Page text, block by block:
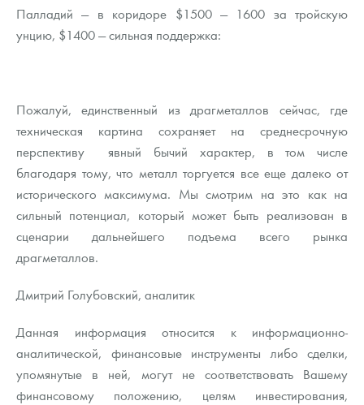
Палладий — в коридоре $1500 — 1600 за тройскую
унцию, $1400 — сильная поддержка:
Пожалуй, единственный из драгметаллов сейчас, где
техническая картина сохраняет на среднесрочную
перспективу явный бычий характер, в том числе
благодаря тому, что металл торгуется все еще далеко от
исторического максимума. Мы смотрим на это как на
сильный потенциал, который может быть реализован в
сценарии дальнейшего подъема всего рынка
драгметаллов.
Дмитрий Голубовский, аналитик
Данная информация относится к информационно-
аналитической, финансовые инструменты либо сделки,
упомянутые в ней, могут не соответствовать Вашему
финансовому положению, целям инвестирования,